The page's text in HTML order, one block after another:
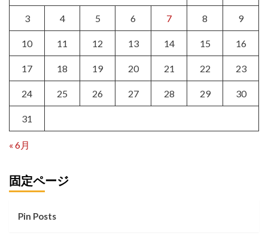
3 4 5 6 7 8 9
10 11 12 13 14 15 16
17 18 19 20 21 22 23
24 25 26 27 28 29 30
31
« 6月
固定ページ
Pin Posts